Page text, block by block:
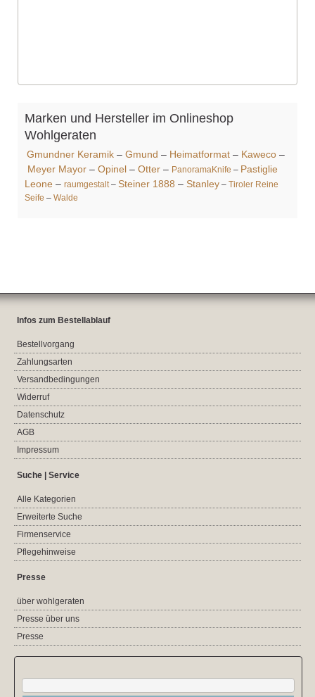
Marken und Hersteller im Onlineshop
Wohlgeraten
Gmundner Keramik – Gmund – Heimatformat – Kaweco –
Meyer Mayor – Opinel – Otter – PanoramaKnife – Pastiglie
Leone – raumgestalt – Steiner 1888 – Stanley – Tiroler Reine
Seife – Walde
Infos zum Bestellablauf
Bestellvorgang
Zahlungsarten
Versandbedingungen
Widerruf
Datenschutz
AGB
Impressum
Suche | Service
Alle Kategorien
Erweiterte Suche
Firmenservice
Pflegehinweise
Presse
über wohlgeraten
Presse über uns
Presse